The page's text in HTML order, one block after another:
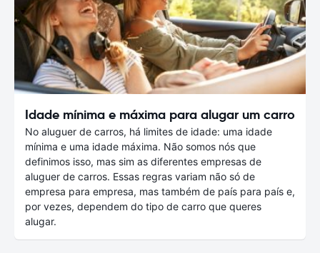
Idade mínima e máxima para alugar um carro
No aluguer de carros, há limites de idade: uma idade
mínima e uma idade máxima. Não somos nós que
definimos isso, mas sim as diferentes empresas de
aluguer de carros. Essas regras variam não só de
empresa para empresa, mas também de país para país e,
por vezes, dependem do tipo de carro que queres
alugar.